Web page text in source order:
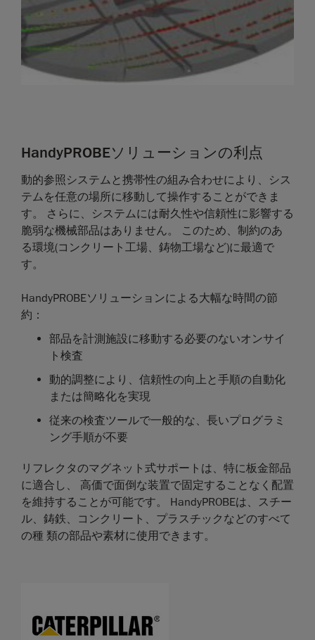
HandyPROBEソリューションの利点
動的参照システムと携帯性の組み合わせにより、シス
テムを任意の場所に移動して操作することができま
す。 さらに、システムには耐久性や信頼性に影響する
脆弱な機械部品はありません。 このため、制約のあ
る環境(コンクリート工場、鋳物工場など)に最適で
す。
HandyPROBEソリューションによる大幅な時間の節
約：
部品を計測施設に移動する必要のないオンサイ
ト検査
動的調整により、信頼性の向上と手順の自動化
または簡略化を実現
従来の検査ツールで一般的な、長いプログラミ
ング手順が不要
リフレクタのマグネット式サポートは、特に板金部品
に適合し、 高価で面倒な装置で固定することなく配置
を維持することが可能です。 HandyPROBEは、スチー
ル、鋳鉄、コンクリート、プラスチックなどのすべて
の種 類の部品や素材に使用できます。